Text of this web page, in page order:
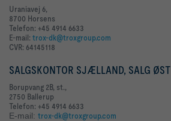
Uraniavej 6,
8700 Horsens
Telefon: +45 4914 6633
E-mail: trox-dk@troxgroup.com
CVR: 64145118
SALGSKONTOR SJÆLLAND, SALG ØST
Borupvang 2B, st.,
2750 Ballerup
Telefon: +45 4914 6633
E-mail: trox-dk@troxgroup.com